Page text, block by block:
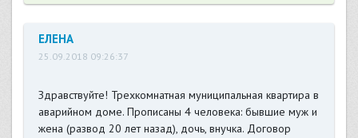
ЕЛЕНА
25.09.2018 09:26:37
Здравствуйте! Трехкомнатная муниципальная квартира в
аварийном доме. Прописаны 4 человека: бывшие муж и
жена (развод 20 лет назад), дочь, внучка. Договор